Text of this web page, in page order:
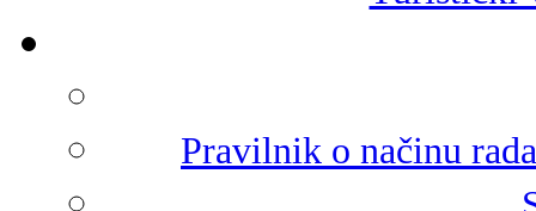
Pravilnik o načinu